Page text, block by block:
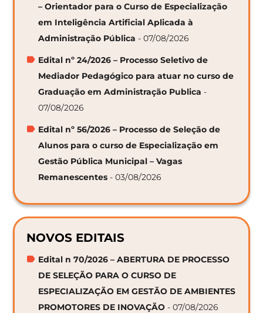
– Orientador para o Curso de Especialização
em Inteligência Artificial Aplicada à
Administração Pública - 07/08/2026
Edital nº 24/2026 – Processo Seletivo de
Mediador Pedagógico para atuar no curso de
Graduação em Administração Publica -
07/08/2026
Edital nº 56/2026 – Processo de Seleção de
Alunos para o curso de Especialização em
Gestão Pública Municipal – Vagas
Remanescentes - 03/08/2026
NOVOS EDITAIS
Edital n 70/2026 – ABERTURA DE PROCESSO
DE SELEÇÃO PARA O CURSO DE
ESPECIALIZAÇÃO EM GESTÃO DE AMBIENTES
PROMOTORES DE INOVAÇÃO - 07/08/2026